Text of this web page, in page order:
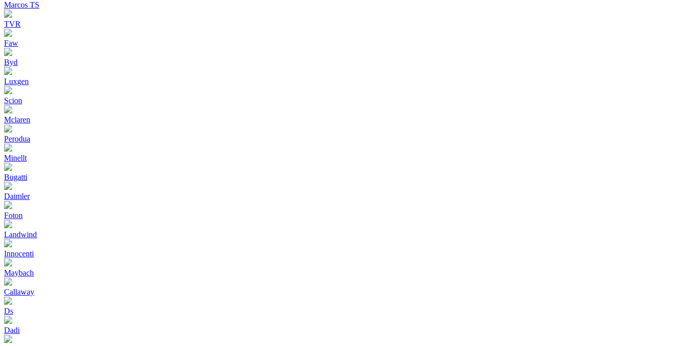
Marcos TS
TVR
Faw
Byd
Luxgen
Scion
Mclaren
Perodua
Minellt
Bugatti
Daimler
Foton
Landwind
Innocenti
Maybach
Callaway
Ds
Dadi